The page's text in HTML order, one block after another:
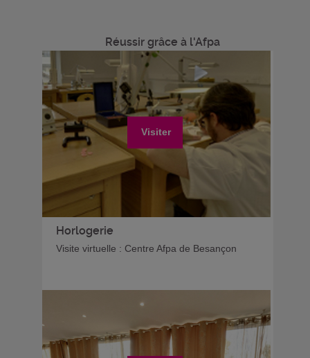
Réussir grâce à l'Afpa
Visiter
Horlogerie
Visite virtuelle : Centre Afpa de Besançon